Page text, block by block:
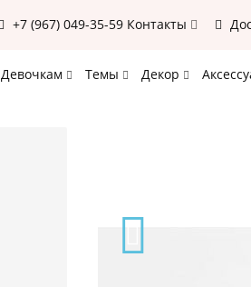
+7 (967) 049-35-59 Контакты
Девочкам Темы Декор